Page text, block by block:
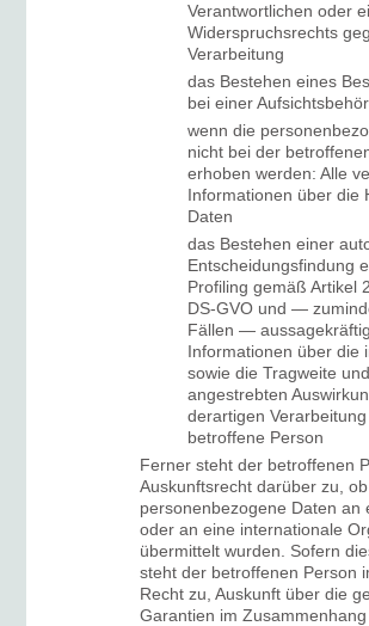
Verantwortlichen oder
Widerspruchsrechts
Verarbeitung
das Bestehen eines
bei einer
wenn die
nicht bei der
erhoben werden: Alle
Informationen über die
Daten
das Bestehen einer
Entscheidungsfindung
Profiling gemäß Artikel
DS-GVO und —
Fällen —
Informationen über die
sowie die Tragweite
angestrebten
derartigen
betroffene Person
Ferner steht der betroffenen
Auskunftsrecht darüber zu, ob
personenbezogene Daten an
oder an eine internationale
übermittelt wurden. Sofern
steht der betroffenen Person
Recht zu, Auskunft über die
Garantien im